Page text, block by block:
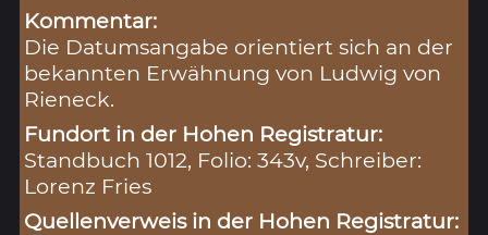
Kommentar:
Die Datumsangabe orientiert sich an der
bekannten Erwähnung von Ludwig von
Rieneck.
Fundort in der Hohen Registratur:
Standbuch 1012, Folio: 343v, Schreiber:
Lorenz Fries
Quellenverweis in der Hohen Registratur: